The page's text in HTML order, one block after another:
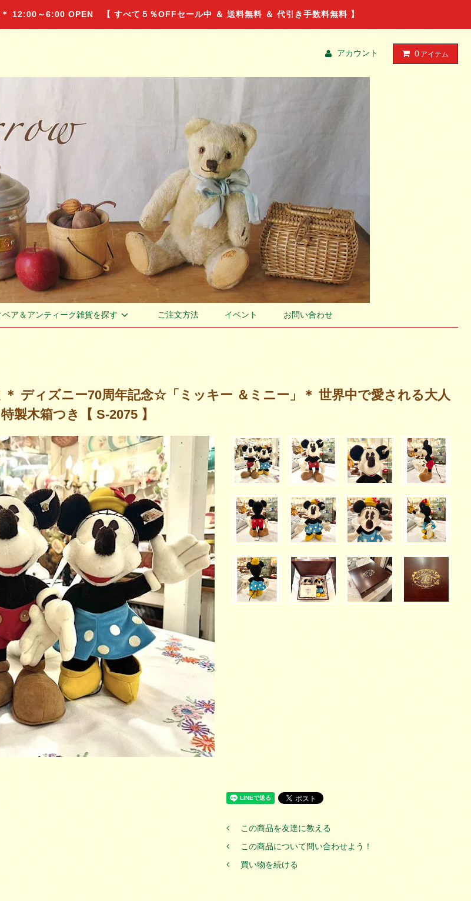
12:00～6:00 OPEN 【 すべて５％OFFセール中 ＆ 送料無料 ＆ 代引き手数料無料 】
アカウント 0 アイテム
ベア＆アンティーク雑貨を探す ご注文方法 イベント お問い合わせ
＊ ディズニー70周年記念☆「ミッキー ＆ミニー」＊ 世界中で愛される大人
製木箱つき【 S-2075 】
この商品を友達に教える
この商品について問い合わせよう！
買い物を続ける